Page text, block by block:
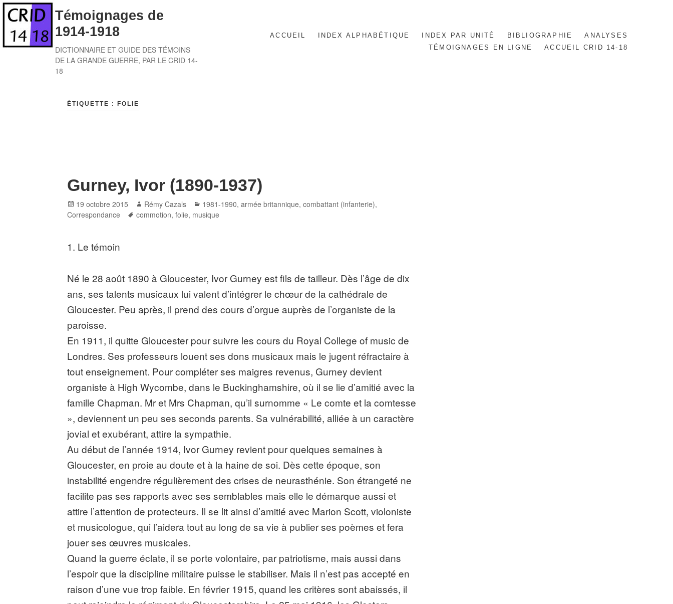
Skip
content
Témoignages de
1914-1918
DICTIONNAIRE ET GUIDE DES TÉMOINS
DE LA GRANDE GUERRE, PAR LE CRID 14-
18
ACCUEIL INDEX ALPHABÉTIQUE INDEX PAR UNITÉ BIBLIOGRAPHIE
ANALYSES
TÉMOIGNAGES EN LIGNE
ACCUEIL CRID 14-18
ÉTIQUETTE : FOLIE
Gurney, Ivor (1890-1937)
Posted
on
19 octobre 2015 Author
Rémy Cazals Categories
1981-1990,armée britannique,combattant (infanterie),
Correspondance
Tags
commotion,folie, musique
1. Le témoin
Né le 28 août 1890 à Gloucester, Ivor Gurney est fils de tailleur. Dès l’âge de dix
ans, ses talents musicaux lui valent d’intégrer le chœur de la cathédrale de
Gloucester. Peu après, il prend des cours d’orgue auprès de l’organiste de la
paroisse.
En 1911, il quitte Gloucester pour suivre les cours du Royal College of music de
Londres. Ses professeurs louent ses dons musicaux mais le jugent réfractaire à
tout enseignement. Pour compléter ses maigres revenus, Gurney devient
organiste à High Wycombe, dans le Buckinghamshire, où il se lie d’amitié avec la
famille Chapman. Mr et Mrs Chapman, qu’il surnomme « Le comte et la comtesse
», deviennent un peu ses seconds parents. Sa vulnérabilité, alliée à un caractère
jovial et exubérant, attire la sympathie.
Au début de l’année 1914, Ivor Gurney revient pour quelques semaines à
Gloucester, en proie au doute et à la haine de soi. Dès cette époque, son
instabilité engendre régulièrement des crises de neurasthénie. Son étrangeté ne
facilite pas ses rapports avec ses semblables mais elle le démarque aussi et
attire l’attention de protecteurs. Il se lit ainsi d’amitié avec Marion Scott, violoniste
et musicologue, qui l’aidera tout au long de sa vie à publier ses poèmes et fera
jouer ses œuvres musicales.
Quand la guerre éclate, il se porte volontaire, par patriotisme, mais aussi dans
l’espoir que la discipline militaire puisse le stabiliser. Mais il n’est pas accepté en
raison d’une vue trop faible. En février 1915, quand les critères sont abaissés, il